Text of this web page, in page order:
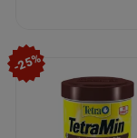
-25%